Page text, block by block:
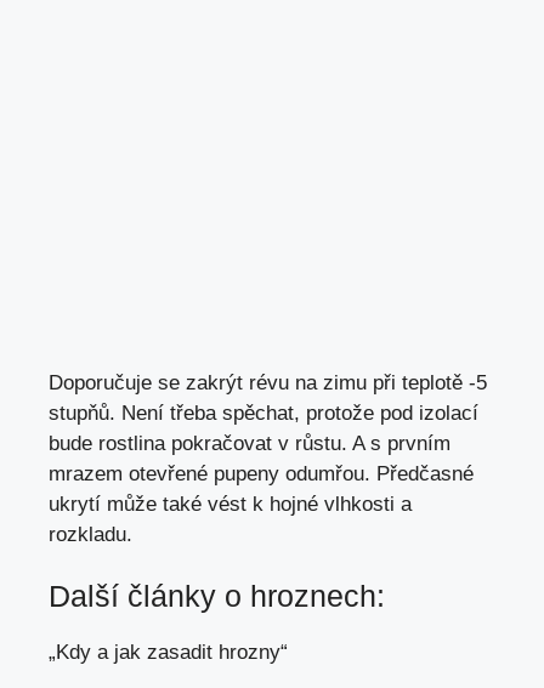
Doporučuje se zakrýt révu na zimu při teplotě -5
stupňů. Není třeba spěchat, protože pod izolací
bude rostlina pokračovat v růstu. A s prvním
mrazem otevřené pupeny odumřou. Předčasné
ukrytí může také vést k hojné vlhkosti a
rozkladu.
Další články o hroznech:
„Kdy a jak zasadit hrozny“